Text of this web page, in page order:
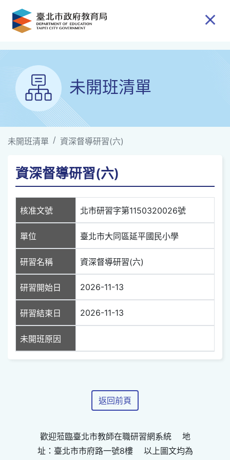
跳到主要內容
未開班清單
未開班清單 資深督導研習(六)
資深督導研習(六)
核准文號 北市研習字第1150320026號
單位 臺北市大同區延平國民小學
研習名稱 資深督導研習(六)
研習開始日 2026-11-13
研習結束日 2026-11-13
未開班原因
返回前頁
歡迎蒞臨臺北市教師在職研習網系統 地
址：臺北市市府路一號8樓 以上圖文均為